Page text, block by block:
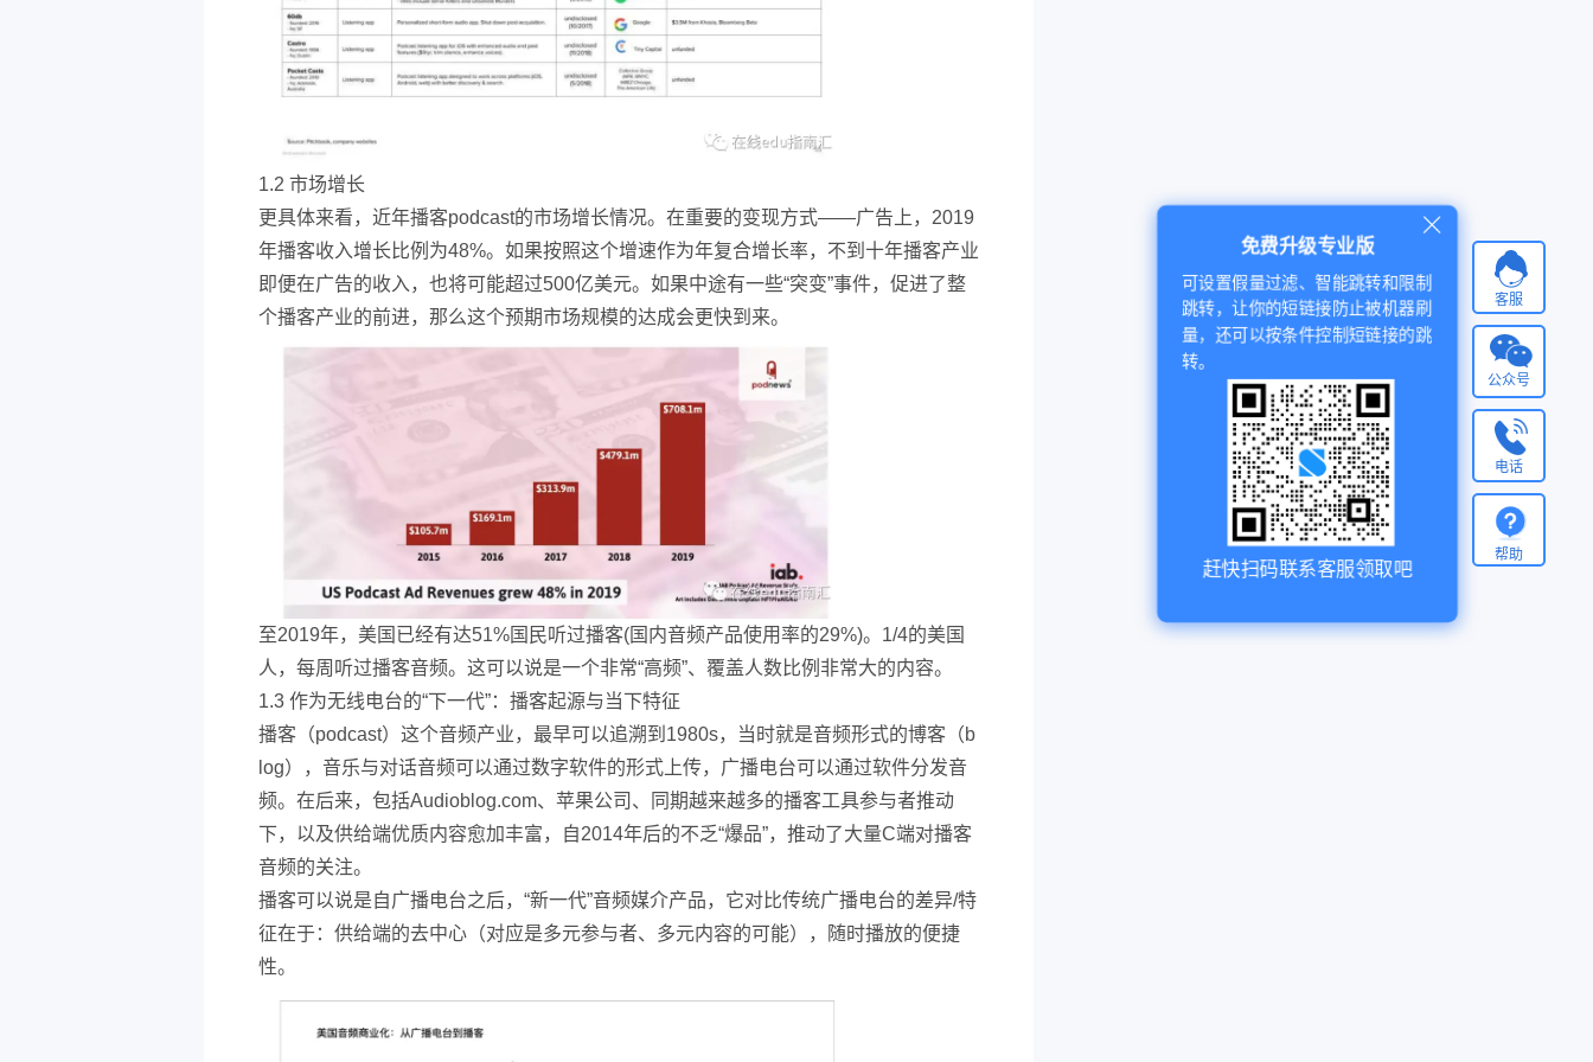
1.2 市场增长
更具体来看，近年播客podcast的市场增长情况。在重要的变现方式——广告上，2019
年播客收入增长比例为48%。如果按照这个增速作为年复合增长率，不到十年播客产业
即便在广告的收入，也将可能超过500亿美元。如果中途有一些“突变”事件，促进了整
个播客产业的前进，那么这个预期市场规模的达成会更快到来。
至2019年，美国已经有达51%国民听过播客(国内音频产品使用率的29%)。1/4的美国
人，每周听过播客音频。这可以说是一个非常“高频”、覆盖人数比例非常大的内容。
1.3 作为无线电台的“下一代”：播客起源与当下特征
播客（podcast）这个音频产业，最早可以追溯到1980s，当时就是音频形式的博客（b
log），音乐与对话音频可以通过数字软件的形式上传，广播电台可以通过软件分发音
频。在后来，包括Audioblog.com、苹果公司、同期越来越多的播客工具参与者推动
下，以及供给端优质内容愈加丰富，自2014年后的不乏“爆品”，推动了大量C端对播客
音频的关注。
播客可以说是自广播电台之后，“新一代”音频媒介产品，它对比传统广播电台的差异/特
征在于：供给端的去中心（对应是多元参与者、多元内容的可能），随时播放的便捷
性。
客服
免费升级专业版
可设置假量过滤、智能跳转和限制
跳转，让你的短链接防止被机器刷
量，还可以按条件控制短链接的跳
转。
赶快扫码联系客服领取吧
公众号
电话
帮助